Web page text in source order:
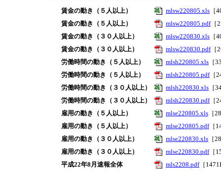
賃金の動き（５人以上） mlsw220805.xls ［
賃金の動き（５人以上）
mlsw220805.pdf［
賃金の動き（３０人以上）
mlsw220830.xls ［
賃金の動き（３０人以上）
mlsw220830.pdf［
労働時間の動き（５人以上）
mlsh220805.xls ［
労働時間の動き（５人以上）
mlsh220805.pdf［
労働時間の動き（３０人以上）
mlsh220830.xls ［
労働時間の動き（３０人以上）
mlsh220830.pdf［
雇用の動き（５人以上）
mlse220805.xls ［
雇用の動き（５人以上）
mlse220805.pdf［
雇用の動き（３０人以上）
mlse220830.xls ［
雇用の動き（３０人以上）
mlse220830.pdf［
平成22年8月速報全体
mls2208.pdf［